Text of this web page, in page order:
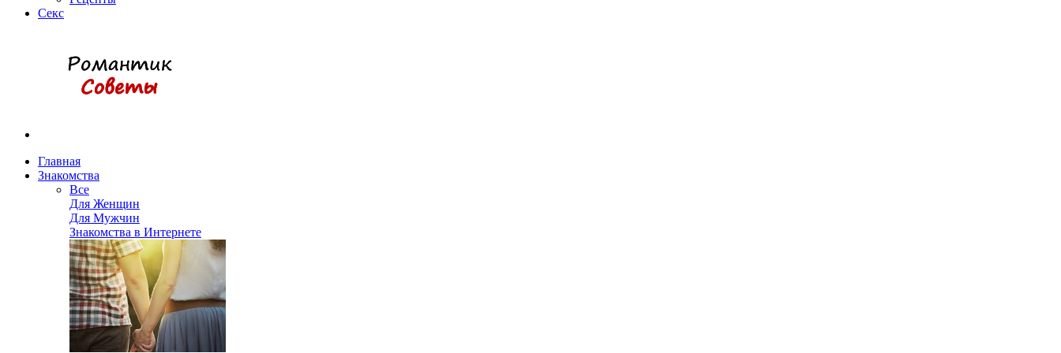
Секс
Главная
Знакомства
Все
Для Женщин
Для Мужчин
Знакомства в Интернете